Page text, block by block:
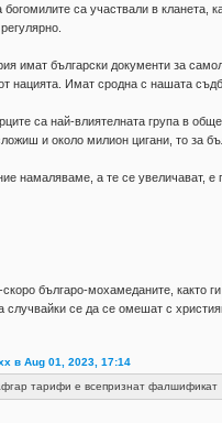
богомилите са участвали в
имат български документи за
нацията. Имат сродна с нашата
са най-влиятелната група в
и около милион цигани, то за
намаляваме, а те се увеличават, е
скоро българо-мохамеданите, както
случвайки се да се омешат с
в Aug 01, 2023, 17:14
тарифи е всепризнат фалшификат